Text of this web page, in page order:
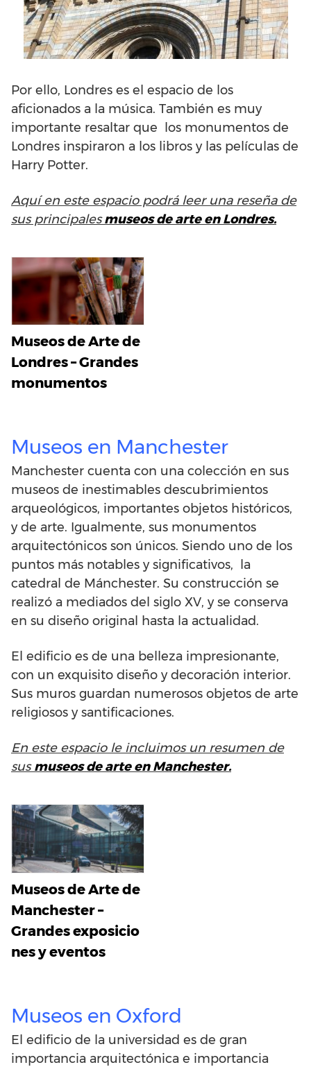
Por ello, Londres es el espacio de los
aficionados a la música. También es muy
importante resaltar que los monumentos de
Londres inspiraron a los libros y las películas de
Harry Potter.
Aquí en este espacio podrá leer una reseña de
sus principalesmuseos de arte en Londres.
Museos de Arte de
Londres – Grandes
monumentos
Museos en Manchester
Manchester cuenta con una colección en sus
museos de inestimables descubrimientos
arqueológicos, importantes objetos históricos,
y de arte. Igualmente, sus monumentos
arquitectónicos son únicos. Siendo uno de los
puntos más notables y significativos, la
catedral de Mánchester. Su construcción se
realizó a mediados del siglo XV, y se conserva
en su diseño original hasta la actualidad.
El edificio es de una belleza impresionante,
con un exquisito diseño y decoración interior.
Sus muros guardan numerosos objetos de arte
religiosos y santificaciones.
En este espacio le incluimos un resumen de
susmuseos de arte en Manchester.
Museos de Arte de
Manchester –
Grandes exposicio
nes y eventos
Museos en Oxford
El edificio de la universidad es de gran
importancia arquitectónica e importancia